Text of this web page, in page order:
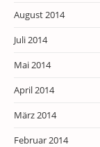
August 2014
Juli 2014
Mai 2014
April 2014
März 2014
Februar 2014